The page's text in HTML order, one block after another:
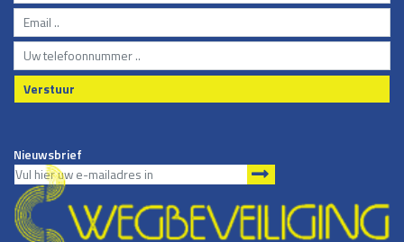
Verstuur
Nieuwsbrief